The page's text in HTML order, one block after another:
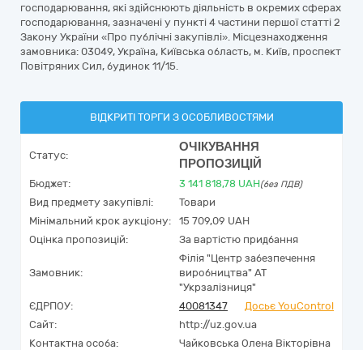
господарювання, які здійснюють діяльність в окремих сферах
господарювання, зазначені у пункті 4 частини першої статті 2
Закону України «Про публічні закупівлі». Місцезнаходження
замовника: 03049, Україна, Київська область, м. Київ, проспект
Повітряних Сил, будинок 11/15.
ВІДКРИТІ ТОРГИ З ОСОБЛИВОСТЯМИ
Статус:
ОЧІКУВАННЯ
ПРОПОЗИЦІЙ
Бюджет: 3 141 818,78 UAH(без ПДВ)
Вид предмету закупівлі:
Товари
Мінімальний крок аукціону:
15 709,09 UAH
Оцінка пропозицій:
За вартістю придбання
Замовник:
Філія "Центр забезпечення
виробництва" АТ
"Укрзалізниця"
ЄДРПОУ:
40081347
Досьє YouControl
Сайт:
http://uz.gov.ua
Контактна особа:
Чайковська Олена Вікторівна